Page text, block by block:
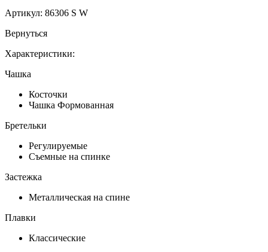
Артикул: 86306 S W
Вернуться
Характеристики:
Чашка
Косточки
Чашка Формованная
Бретельки
Регулируемые
Съемные на спинке
Застежка
Металлическая на спине
Плавки
Классические